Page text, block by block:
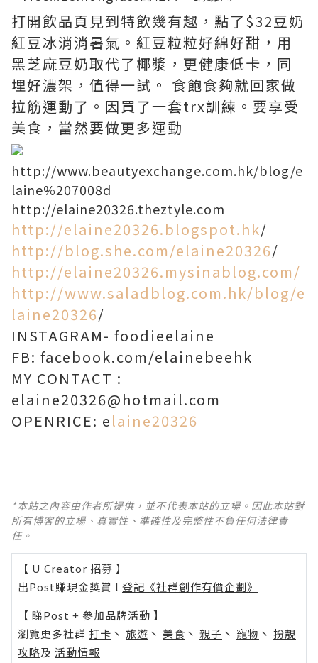
打開飲品頁見到特飲幾有趣，點了$32豆奶
紅豆冰消消暑氣。紅豆粒粒好綿好甜，用
黑芝麻豆奶取代了椰漿，更健康低卡，同
埋好濃架，值得一試。 食飽食夠就回家做
拉筋運動了。因買了一套trx訓練。要享受
美食，當然要做更多運動
http://www.beautyexchange.com.hk/blog/e
laine%207008d
http://elaine20326.theztyle.com
http://elaine20326.blogspot.hk/
http://blog.she.com/elaine20326/
http://elaine20326.mysinablog.com/
http://www.saladblog.com.hk/blog/e
laine20326/
INSTAGRAM- foodieelaine
FB: facebook.com/elainebeehk
MY CONTACT :
elaine20326@hotmail.com
OPENRICE: elaine20326
*本站之內容由作者所提供，並不代表本站的立場。因此本站對
所有博客的立場、真實性、準確性及完整性不負任何法律責
任。
【 U Creator 招募 】
出Post賺現金獎賞 l 登記《社群創作有價企劃》
【 睇Post + 參加品牌活動 】
瀏覽更多社群 打卡 丶 旅遊 丶 美食 丶 親子 丶 寵物 丶 扮靚
攻略及 活動情報